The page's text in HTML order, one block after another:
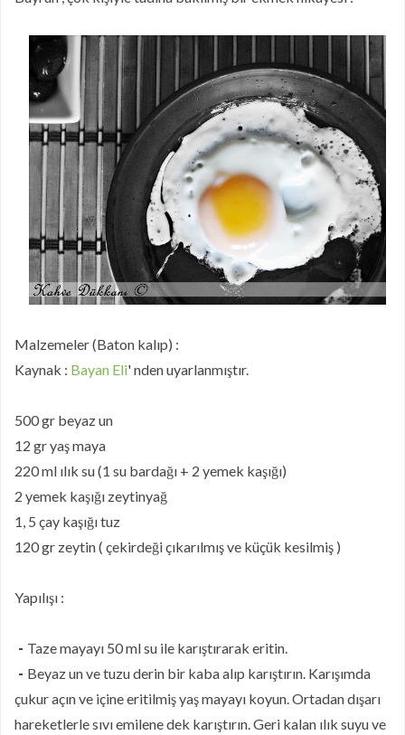
Malzemeler (Baton kalıp) :
Kaynak : Bayan Eli' nden uyarlanmıştır.
500 gr beyaz un
12 gr yaş maya
220 ml ılık su (1 su bardağı + 2 yemek kaşığı)
2 yemek kaşığı zeytinyağ
1, 5 çay kaşığı tuz
120 gr zeytin ( çekirdeği çıkarılmış ve küçük kesilmiş )
Yapılışı :
- Taze mayayı 50 ml su ile karıştırarak eritin.
- Beyaz un ve tuzu derin bir kaba alıp karıştırın. Karışımda
çukur açın ve içine eritilmiş yaş mayayı koyun. Ortadan dışarı
hareketlerle sıvı emilene dek karıştırın. Geri kalan ılık suyu ve